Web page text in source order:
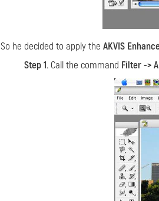
So he decided to apply the AKVIS
Step 1. Call the command Filter ->